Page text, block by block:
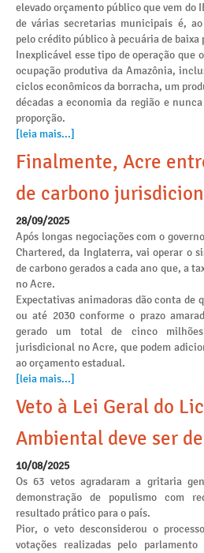
elevado orçamento público que vem do
de várias secretarias municipais é,
pelo crédito público à pecuária de baixa
Inexplicável esse tipo de operação que
ocupação produtiva da Amazônia,
ciclos econômicos da borracha, um
décadas a economia da região e
proporção.
[leia mais...]
Finalmente, Acre
de carbono
28/09/2025
Após longas negociações com o
Chartered, da Inglaterra, vai operar o
de carbono gerados a cada ano que, a
no Acre.
Expectativas animadoras dão conta de
ou até 2030 conforme o prazo
gerado um total de cinco
jurisdicional no Acre, que podem
ao orçamento estadual.
[leia mais...]
Veto à Lei Geral do
Ambiental deve ser
10/08/2025
Os 63 vetos agradaram a gritaria
demonstração de populismo com
resultado prático para o país.
Pior, o veto desconsiderou o
votações realizadas pelo